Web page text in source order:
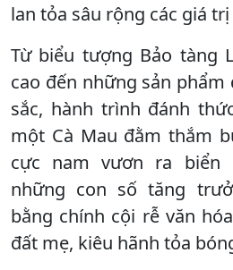
lan tỏa sâu rộng các giá trị
Từ biểu tượng Bảo tàng
cao đến những sản phẩm
sắc, hành trình đánh
một Cà Mau đằm thắm
cực nam vươn ra biển
những con số tăng
bằng chính cội rễ văn
đất mẹ, kiêu hãnh tỏa